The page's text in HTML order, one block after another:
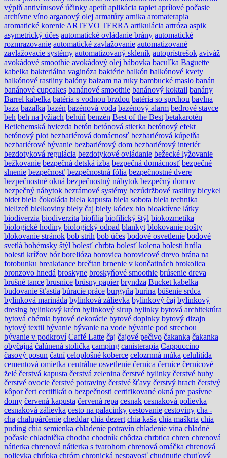
výplň antivírusové účinky apetít aplikácia tapiet aprílové počasie
archívne víno arganový olej armatúry arnika aromaterapia
aromatické korenie ARTEVO TERRA artikulácia artróza aspik
asymetrický účes automatické ovládanie brány automatické
rozmrazovanie automatické zavlažovanie automatizované
zavlažovacie systémy automatizovaný skleník autoprístrešok aviváž
avokádové smoothie avokádový olej bábovka bacuľka Baguette
kabelka bakteriálna vaginóza baktérie balkón balkónové kvety
balkónové rastliny balóny balzam na ruky bambucké maslo banán
banánové cupcakes banánové smoothie banánový koktail banány
Barrel kabelka batéria s vodnou brzdou batéria so sprchou bavlna
baza bazalka bazén bazénová voda bazénový alarm bedrové stavce
beh beh na lyžiach behúň benzén Best of the Best betakarotén
Betlehemská hviezda betón betónová stierka betónový efekt
betónový plot bezbariérová domácnosť bezbariérová kúpelňa
bezbariérové bývanie bezbariérový dom bezbariérový interiér
bezdotyková regulácia bezdotykové ovládanie bežecké lyžovanie
bežkovanie bezpečná detská izba bezpečná domácnosť bezpečné
slnenie bezpečnosť bezpečnostná fólia bezpečnostné dvere
bezpečnostné okná bezpečnostný nábytok bezpečný domov
bezpečný nábytok bezrámové systémy bezúdržbové rastliny bicykel
bidet biela čokoláda biela kapusta biela sobota biela technika
bielizeň bielkoviny biely čaj biely kódex bio bioaktívne látky
biodiverzia biodiverzita biofília biofilický štýl biokozmetika
biologické hodiny biologický odpad blankyt blokovanie pošty
blokovanie stránok bob strih bob účes bodové osvetlenie bodové
svetlá bohémsky štýl bolesť chrbta bolesť kolena bolesti hrdla
bolesti krížov bór borelióza borovica borovicové drevo brána na
fotobunku breakdance brečtan brnenie v končatinách brokolica
bronzovo hnedá broskyne broskyňové smoothie brúsenie dreva
brušné tance brusnice brúsny papier bryndza Bucket kabelka
budovanie šťastia búracie práce burgyňa burina búšenie srdca
bylinková marináda bylinková zálievka bylinkový čaj bylinkový
dresing bylinkový krém bylinkový sirup bylinky bytová architektúra
bytová chémia bytové dekorácie bytové doplnky bytový dizajn
bytový textil bývanie bývanie na vode bývanie pod strechou
bývanie v podkroví Caffé Latte čaj čajové pečivo čakanka čakanka
obyčajná čalúnená stolička camping canisterapia Cappuccino
časový posun čatní celoplošné koberce celozrnná múka celulitída
cementová omietka centrálne osvetlenie černica černice černicové
želé čerstvá kapusta čerstvá zelenina čerstvé bylinky čerstvé huby
čerstvé ovocie čerstvé potraviny čerstvé šťavy čerstvý hrach čerstvý
kôpor čert certifikát o bezpečnosti certifikované okná pre pasívne
domy červená kapusta červená repa cesnak cesnaková polievka
cesnaková zálievka cesto na palacinky cestovanie cestoviny cha -
cha chalupárčenie cheddar chia dezert chia kaša chia maškrta chia
puding chia semienka chladenie potravín chladenie vína chladné
počasie chladnička chodba chodník chôdza chrbtica chren chrenová
nátierka chrenová nátierka s tvarohom chrenová omáčka chrenová
polievka chrípka chróm chronická nespavosť chudnutie chuťový